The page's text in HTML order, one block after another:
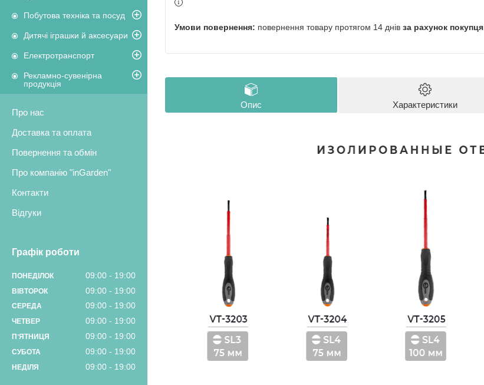
Побутова техніка та посуд
Дитячі іграшки й аксесуари
Електротранспорт
Рекламно-сувенірна
продукція
Про нас
Доставка та оплата
Повернення та обмін
Про компанію "inGarden"
Контакти
Відгуки
Графік роботи
ПОНЕДІЛОК 09:00 19:00
ВІВТОРОК 09:00 19:00
СЕРЕДА 09:00 19:00
ЧЕТВЕР 09:00 19:00
ПʼЯТНИЦЯ 09:00 19:00
СУБОТА 09:00 19:00
НЕДІЛЯ 09:00 19:00
повернення товару протягом 14 днів за рахунок покупця
Опис Характеристики